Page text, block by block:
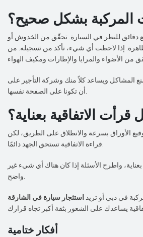
بشكل صحيح؟
دقائق للنظر في السيارة. تحقّق من الخدوش أو
ظاهرة. إذا لاحظت أي شيء، تأكد من تسجيله. من
المشاكل ويساعد كلاً منك وشركة التأجير على
أن تكونا على الصفحة نفسها.
قرأت الاتفاقية بعناية؟
الأوراق بسرعة والانطلاق على الطريق، لكن
قراءة الاتفاقية تستحق الجهد دائمًا.
واطرح الأسئلة إذا كان هناك أي شيء غير
واضح.
في دبي أو تريد استئجار سيارة في الشارقة
أفكار ختامية